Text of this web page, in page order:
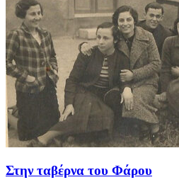
Στην ταβέρνα του Φάρου